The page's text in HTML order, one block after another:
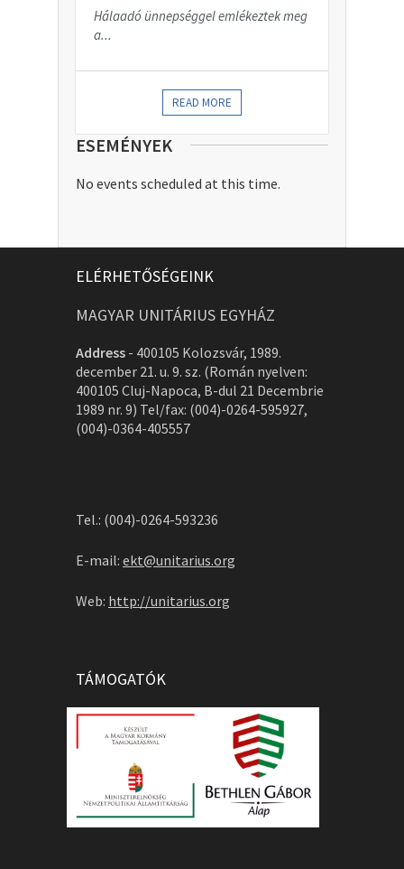
Hálaadó ünnepséggel emlékeztek meg
a...
READ MORE
ESEMÉNYEK
No events scheduled at this time.
ELÉRHETŐSÉGEINK
MAGYAR UNITÁRIUS EGYHÁZ
Address - 400105 Kolozsvár, 1989.
december 21. u. 9. sz. (Román nyelven:
400105 Cluj-Napoca, B-dul 21 Decembrie
1989 nr. 9) Tel/fax: (004)-0264-595927,
(004)-0364-405557
Tel.: (004)-0264-593236
E-mail: ekt@unitarius.org
Web: http://unitarius.org
TÁMOGATÓK